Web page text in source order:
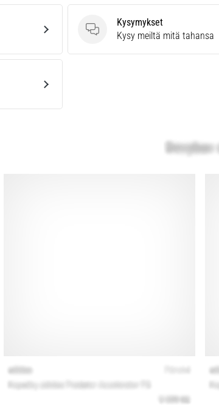
Kysymykset
Kysymykset
Kysy meiltä mitä tahansa